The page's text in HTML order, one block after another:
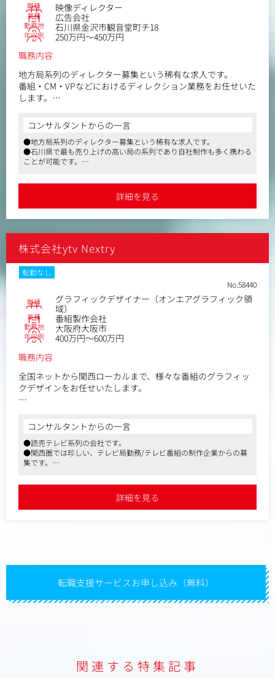
職種 映像ディレクター
業種 広告会社
勤務地 石川県金沢市観音堂町チ18
年収例
250万円～450万円
職務内容
地方局系列のディレクター募集という稀有な求人です。
番組・CM・VPなどにおけるディレクション業務をお任せいた
します。
ます。
石川県で最も売り上げの高い局の系列であり自社制作も多く
携わることが可能です。
【仕事内容（変更の範囲）】会社の定める業務
コンサルタントからの一言
●地方局系列のディレクター募集という稀有な求人です。
●石川県で最も売り上げの高い局の系列であり自社制作も多く携わる
ことが可能です。
詳細を見る
株式会社ytv Nextry
転勤なし
No.58440
職種
グラフィックデザイナー（オンエアグラフィック領
域）
業種 番組製作会社
勤務地 大阪府大阪市
年収例
400万円～600万円
職務内容
全国ネットから関西ローカルまで、様々な番組のグラフィッ
クデザインをお任せいたします。
テロップやタイトルの基本デザインやCGシーン作成を担当し
ていただきます。
＜主な担当番組＞
「朝生ワイド す・またん」「ZIP!」「情報ライブ ミヤネ屋」
「あさパラS」「大阪ほんわかテレビ」「今田耕司のネタバレ
MTG」「うさぎとかめ」「ベストヒット歌謡祭」「24時間テ
コンサルタントからの一言
●読売テレビ系列の会社です。
●関西圏では珍しい、テレビ局勤務/テレビ番組の制作企業からの募
集です。
詳細を見る
転職支援サービスお申し込み（無料）
関連する特集記事